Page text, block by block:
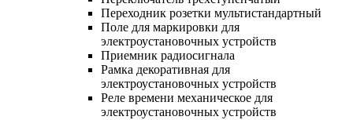
Переходник розетки мультистандартный
Поле для маркировки для
электроустановочных устройств
Приемник радиосигнала
Рамка декоративная для
электроустановочных устройств
Реле времени механическое для
электроустановочных устройств